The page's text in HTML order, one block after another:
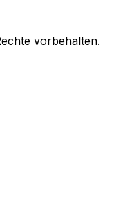
vorbehalten.